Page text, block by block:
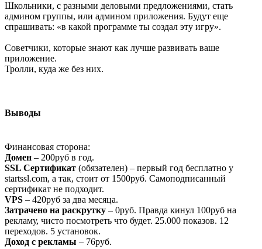
Школьники, с разными деловыми предложениями, стать
админом группы, или админом приложения. Будут еще
спрашивать: «в какой программе ты создал эту игру».
Советчики, которые знают как лучше развивать ваше
приложение.
Тролли, куда же без них.
Выводы
Финансовая сторона:
Домен – 200руб в год.
SSL Сертификат (обязателен) – первый год бесплатно у
startssl.com, а так, стоит от 1500руб. Самоподписанный
сертификат не подходит.
VPS – 420руб за два месяца.
Затрачено на раскрутку – 0руб. Правда кинул 100руб на
рекламу, чисто посмотреть что будет. 25.000 показов. 12
переходов. 5 установок.
Доход с рекламы – 76руб.